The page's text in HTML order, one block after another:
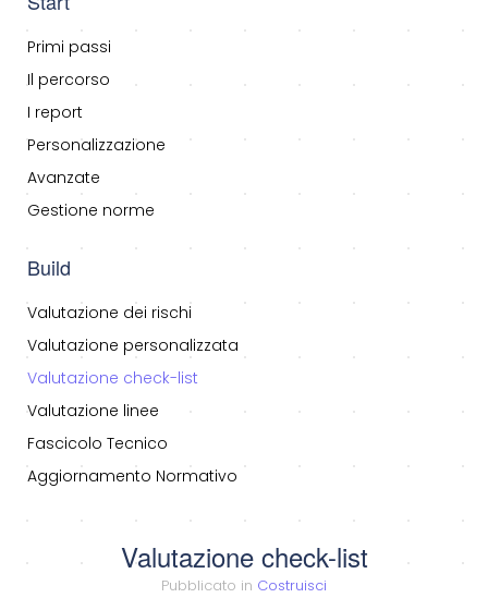
Primi passi
Il percorso
I report
Personalizzazione
Avanzate
Gestione norme
Build
Valutazione dei rischi
Valutazione personalizzata
Valutazione check-list
Valutazione linee
Fascicolo Tecnico
Aggiornamento Normativo
Valutazione check-list
Pubblicato in Costruisci